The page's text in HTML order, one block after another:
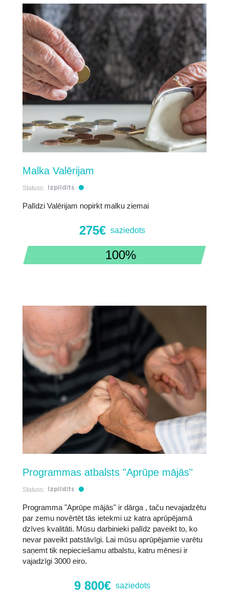
Malka Valērijam
Statuss: Izpildīts
Palīdzi Valērijam nopirkt malku ziemai
275€ saziedots
100%
Programmas atbalsts "Aprūpe mājās"
Statuss: Izpildīts
Programma "Aprūpe mājās" ir dārga , taču nevajadzētu
par zemu novērtēt tās ietekmi uz katra aprūpējamā
dzīves kvalitāti. Mūsu darbinieki palīdz paveikt to, ko
nevar paveikt patstāvīgi. Lai mūsu aprūpējamie varētu
saņemt tik nepieciešamu atbalstu, katru mēnesi ir
vajadzīgi 3000 eiro.
9 800€ saziedots